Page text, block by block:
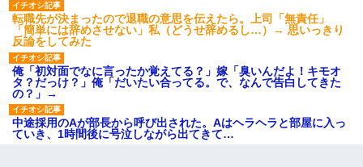
転職先が決まったので退職の意思を伝えたら。上司「無責任」
「簡単には辞めさせない」私（どうせ辞めるし…）→ 思いっきり
反論をしてみた
俺「初対面でなに言ったか覚えてる？」嫁「臭いんだよ！キモオ
タ？だっけ？」俺「だいたい合ってる。で、なんで告白してきた
の？」→
中途採用のAが部長から呼び出された。Aはヘラヘラと部屋に入っ
ていき、1時間後に号泣しながら出てきて…